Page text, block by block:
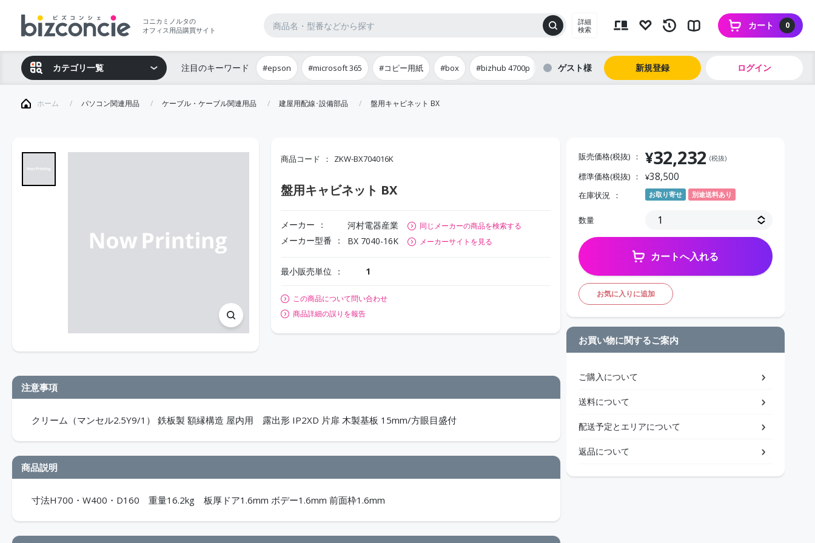
コニカミノルタの
オフィス用品購買サイト
詳細
検索
0
カート
カテゴリ一覧 注目のキーワード #epson #microsoft 365 #コピー用紙 #box #bizhub 4700p ゲスト 新規登録 ログイン
ホーム パソコン関連用品 ケーブル・ケーブル関連用品 建屋用配線･設備部品 盤用キャビネット BX
商品コード ZKW-BX704016K
盤用キャビネット BX
メーカー 河村電器産業 同じメーカーの商品を検索する
メーカー型番 BX 7040-16K メーカーサイトを見る
最小販売単位 1
この商品について問い合わせ
商品詳細の誤りを報告
注意事項
クリーム（マンセル2.5Y9/1） 鉄板製 額縁構造 屋内用 露出形 IP2XD 片扉 木製基板 15mm/方眼目盛付
商品説明
寸法H700・W400・D160 重量16.2kg 板厚ドア1.6mm ボデー1.6mm 前面枠1.6mm
販売価格(税抜) ¥32,232 (税抜)
標準価格(税抜) ¥38,500
在庫状況 お取り寄せ 別途送料あり
数量
カートへ入れる
お気に入りに追加
お買い物に関するご案内
ご購入について
送料について
配送予定とエリアについて
返品について